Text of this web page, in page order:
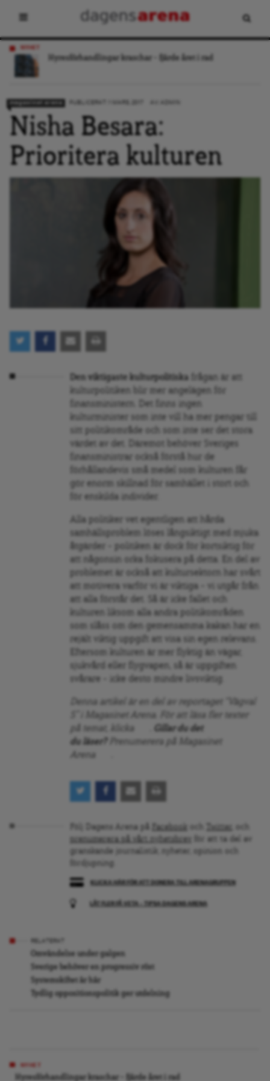
Hyresförhandlingar kraschar – fjärde året i rad
Nisha Besara:
Prioritera kulturen
Den viktigaste kulturpolitiska frågan är att
kulturpolitiken blir mer angelägen för
finansministern. Det finns ingen
kulturminister som inte vill ha mer pengar till
sitt politikområde och som inte ser det stora
värdet av det. Däremot behöver Sveriges
finansministrar också förstå hur de
förhållandevis små medel som kulturen får
gör enorm skillnad för samhället i stort och
för enskilda individer.
Alla politiker vet egentligen att hårda
samhällsproblem löses långsiktigt med mjuka
åtgärder – politiken är dock för kortsiktig för
att någonsin orka fokusera på detta. En del av
problemet är också att kultursektorn har svårt
att motivera varför vi är viktiga – vi utgår från
att alla förstår det. Så är icke fallet och
kulturen liksom alla andra politikområden
som slåss om den gemensamma kakan har en
rejält viktig uppgift att visa sin egen relevans.
Eftersom kulturen är mer flyktig än vägar,
sjukvård eller flygvapen, så är uppgiften
svårare – icke desto mindre livsviktig.
Denna artikel är en del av reportaget “Vägval
S” i Magasinet Arena. För att läsa fler texter
på temat, klicka
Gillar du det
du läser?Prenumerera på Magasinet
Följ Dagens Arena på Facebook Twitter
prenumerera på vårt nyhetsbrev
för att ta del av
granskande journalistik, nyheter, opinion och
fördjupning.
LÅT FLER FÅ VETA – TIPSA DAGENS ARENA
Omvändelse under galgen
Sverige behöver en progressiv röst
Systemskiftet är här
Tydlig oppositionspolitik ger utdelning
Hyresförhandlingar kraschar – fjärde året i rad